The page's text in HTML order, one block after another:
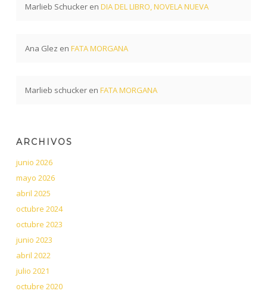
Marlieb Schuckeren DIA DEL LIBRO, NOVELA NUEVA
Ana Glez en FATA MORGANA
Marlieb schuckeren FATA MORGANA
ARCHIVOS
junio 2026
mayo 2026
abril 2025
octubre 2024
octubre 2023
junio 2023
abril 2022
julio 2021
octubre 2020